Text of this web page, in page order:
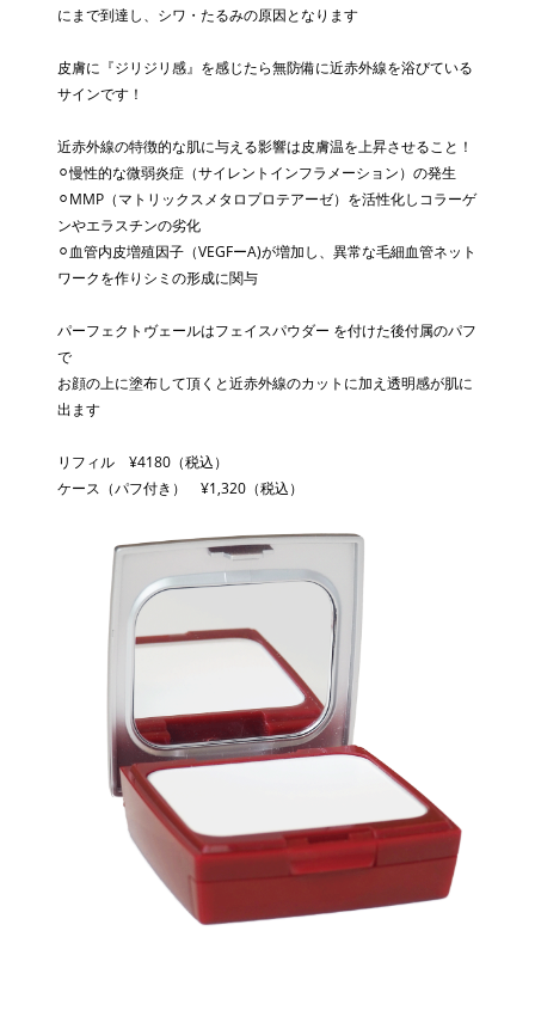
にまで到達し、シワ・たるみの原因となります
皮膚に『ジリジリ感』を感じたら無防備に近赤外線を浴びている
サインです！
近赤外線の特徴的な肌に与える影響は皮膚温を上昇させること！
⚪︎慢性的な微弱炎症（サイレントインフラメーション）の発生
⚪︎MMP（マトリックスメタロプロテアーゼ）を活性化しコラーゲ
ンやエラスチンの劣化
⚪︎血管内皮増殖因子（VEGFーA)が増加し、異常な毛細血管ネット
ワークを作りシミの形成に関与
パーフェクトヴェールはフェイスパウダー を付けた後付属のパフ
で
お顔の上に塗布して頂くと近赤外線のカットに加え透明感が肌に
出ます
リフィル ¥4180（税込）
ケース（パフ付き） ¥1,320（税込）